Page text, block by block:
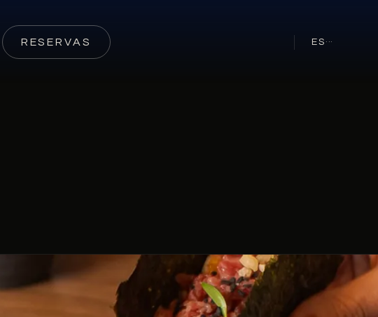
RESERVAS ES ···